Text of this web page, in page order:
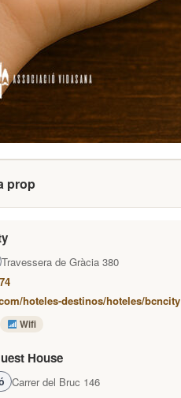
prop
Travessera de Gràcia 380
hoteles-destinos/hoteles/bcncity
Wifi
House
Carrer del Bruc 146